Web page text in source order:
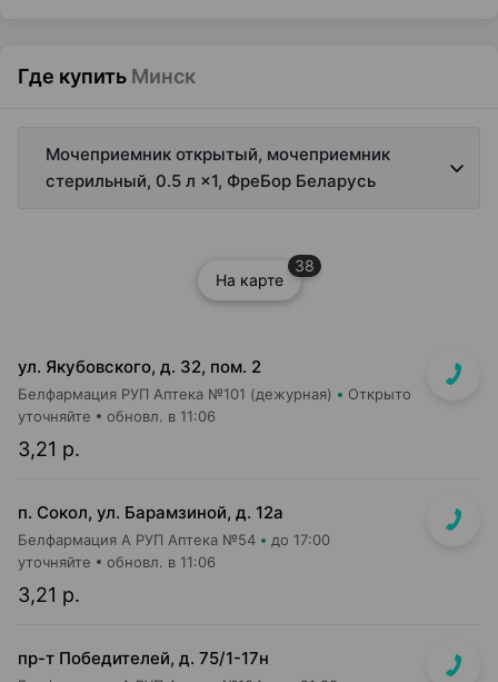
Где купить Минск
Мочеприемник открытый, мочеприемник
стерильный, 0.5 л ×1, ФреБор Беларусь
На карте
38
ул. Якубовского, д. 32, пом. 2
Белфармация РУП Аптека №101 (дежурная) Открыто
3,21 р.
уточняйте обновл. в 11:06
п. Сокол, ул. Барамзиной, д. 12а
Белфармация А РУП Аптека №54 до 17:00
3,21 р.
уточняйте обновл. в 11:06
пр-т Победителей, д. 75/1-17н